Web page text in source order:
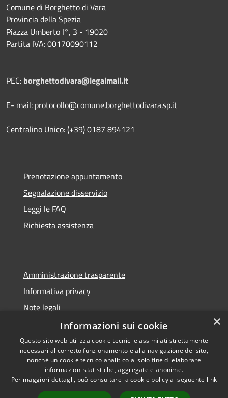
Comune di Borghetto di Vara
Provincia della Spezia
Piazza Umberto I°, 3 - 19020
Partita IVA: 00170090112
PEC: borghettodivara@legalmail.it
E- mail: protocollo@comune.borghettodivara.sp.it
Centralino Unico: (+39) 0187 894121
Prenotazione appuntamento
Segnalazione disservizio
Leggi le FAQ
Richiesta assistenza
Amministrazione trasparente
Informativa privacy
Note legali
Dichiarazione di accessibilità
RSS
Accessibilità
Copyright © 2026 • Comune di
Borghetto di Vara • Powered
×
Informazioni sui cookie
Questo sito web utilizza cookie tecnici e assimilati strettamente
necessari al corretto funzionamento e alla navigazione del sito,
nonché un cookie tecnico analitico al solo fine di elaborare
informazioni statistiche, aggregate e anonime.
Per maggiori dettagli, può consultare la cookie policy al seguente link